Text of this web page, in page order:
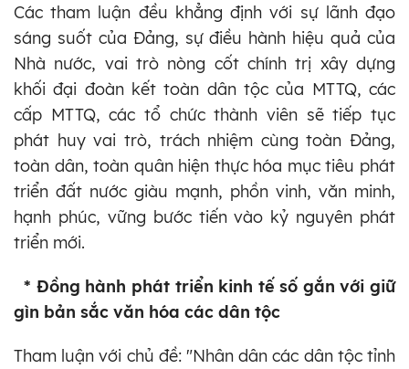
Các tham luận đều khẳng định với sự lãnh đạo
sáng suốt của Đảng, sự điều hành hiệu quả của
Nhà nước, vai trò nòng cốt chính trị xây dựng
khối đại đoàn kết toàn dân tộc của MTTQ, các
cấp MTTQ, các tổ chức thành viên sẽ tiếp tục
phát huy vai trò, trách nhiệm cùng toàn Đảng,
toàn dân, toàn quân hiện thực hóa mục tiêu phát
triển đất nước giàu mạnh, phồn vinh, văn minh,
hạnh phúc, vững bước tiến vào kỷ nguyên phát
triển mới.
* Đồng hành phát triển kinh tế số gắn với giữ
gìn bản sắc văn hóa các dân tộc
Tham luận với chủ đề: "Nhân dân các dân tộc tỉnh